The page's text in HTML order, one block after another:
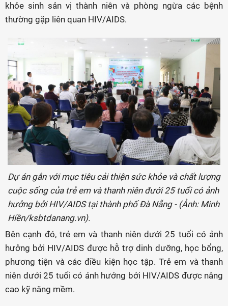
khỏe sinh sản vị thành niên và phòng ngừa các bệnh
thường gặp liên quan HIV/AIDS.
Dự án gắn với mục tiêu cải thiện sức khỏe và chất lượng
cuộc sống của trẻ em và thanh niên đưới 25 tuổi có ảnh
hưởng bởi HIV/AIDS tại thành phố Đà Nẵng - (Ảnh: Minh
Hiền/ksbtdanang.vn).
Bên cạnh đó, trẻ em và thanh niên dưới 25 tuổi có ảnh
hưởng bởi HIV/AIDS được hỗ trợ dinh dưỡng, học bổng,
phương tiện và các điều kiện học tập. Trẻ em và thanh
niên dưới 25 tuổi có ảnh hưởng bởi HIV/AIDS được nâng
cao kỹ năng mềm.